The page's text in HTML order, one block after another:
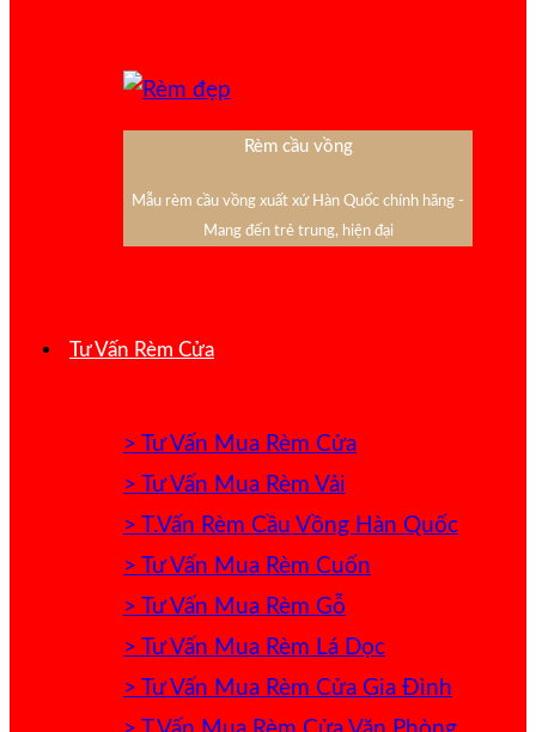
Rèm cầu vồng
Mẫu rèm cầu vồng xuất xứ Hàn Quốc chính hãng -
Mang đến trẻ trung, hiện đại
Tư Vấn Rèm Cửa
> Tư Vấn Mua Rèm Cửa
> Tư Vấn Mua Rèm Vải
> T.Vấn Rèm Cầu Vồng Hàn Quốc
> Tư Vấn Mua Rèm Cuốn
> Tư Vấn Mua Rèm Gỗ
> Tư Vấn Mua Rèm Lá Dọc
> Tư Vấn Mua Rèm Cửa Gia Đình